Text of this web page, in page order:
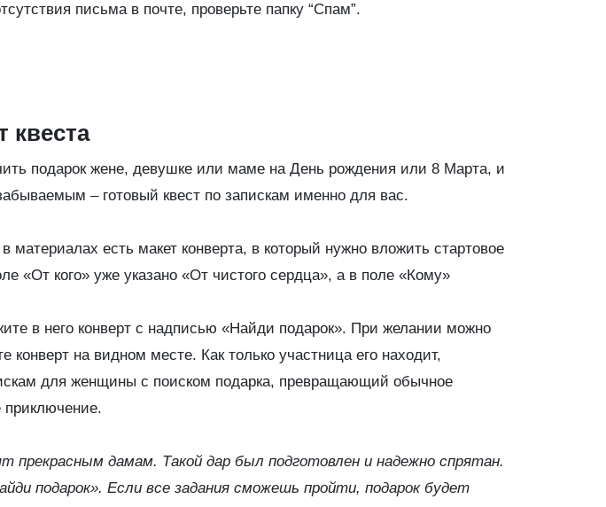
письма в почте, проверьте папку “Спам”.
квеста
подарок жене, девушке или маме на День рождения или 8 Марта, и
– готовый квест по запискам именно для вас.
есть макет конверта, в который нужно вложить стартовое
«От кого» уже указано «От чистого сердца», а в поле «Кому»
в него конверт с надписью «Найди подарок». При желании можно
конверт на видном месте. Как только участница его находит,
для женщины с поиском подарка, превращающий обычное
приключение.
прекрасным дамам. Такой дар был подготовлен и надежно спрятан.
подарок». Если все задания сможешь пройти, подарок будет